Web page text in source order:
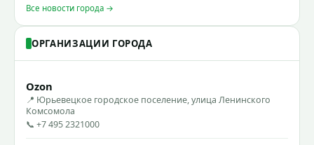
Все новости города →
ОРГАНИЗАЦИИ ГОРОДА
Ozon
📍 Юрьевецкое городское поселение, улица Ленинского
Комсомола
📞 +7 495 2321000